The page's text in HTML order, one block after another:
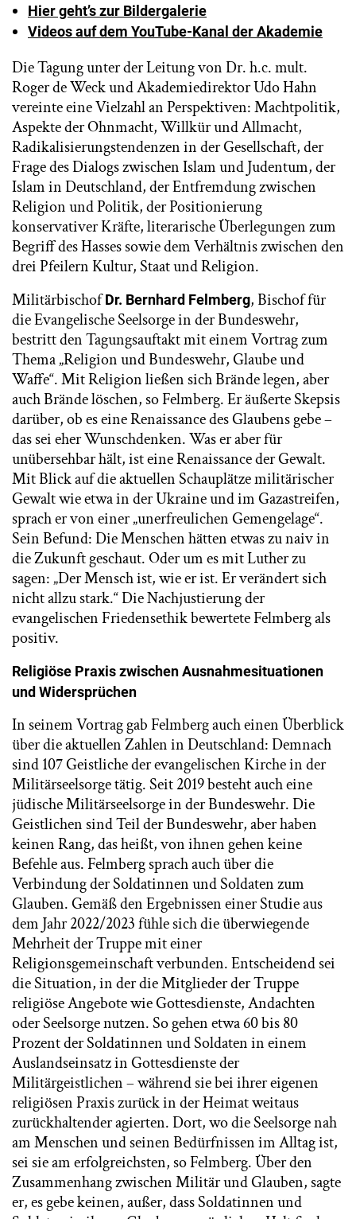
Hier geht’s zur Bildergalerie
Videos auf dem YouTube-Kanal der Akademie
Die Tagung unter der Leitung von Dr. h.c. mult.
Roger de Weck und Akademiedirektor Udo Hahn
vereinte eine Vielzahl an Perspektiven: Machtpolitik,
Aspekte der Ohnmacht, Willkür und Allmacht,
Radikalisierungstendenzen in der Gesellschaft, der
Frage des Dialogs zwischen Islam und Judentum, der
Islam in Deutschland, der Entfremdung zwischen
Religion und Politik, der Positionierung
konservativer Kräfte, literarische Überlegungen zum
Begriff des Hasses sowie dem Verhältnis zwischen den
drei Pfeilern Kultur, Staat und Religion.
MilitärbischofDr. Bernhard Felmberg, Bischof für
die Evangelische Seelsorge in der Bundeswehr,
bestritt den Tagungsauftakt mit einem Vortrag zum
Thema „Religion und Bundeswehr, Glaube und
Waffe“. Mit Religion ließen sich Brände legen, aber
auch Brände löschen, so Felmberg. Er äußerte Skepsis
darüber, ob es eine Renaissance des Glaubens gebe –
das sei eher Wunschdenken. Was er aber für
unübersehbar hält, ist eine Renaissance der Gewalt.
Mit Blick auf die aktuellen Schauplätze militärischer
Gewalt wie etwa in der Ukraine und im Gazastreifen,
sprach er von einer „unerfreulichen Gemengelage“.
Sein Befund: Die Menschen hätten etwas zu naiv in
die Zukunft geschaut. Oder um es mit Luther zu
sagen: „Der Mensch ist, wie er ist. Er verändert sich
nicht allzu stark.“ Die Nachjustierung der
evangelischen Friedensethik bewertete Felmberg als
positiv.
Religiöse Praxis zwischen Ausnahmesituationen
und Widersprüchen
In seinem Vortrag gab Felmberg auch einen Überblick
über die aktuellen Zahlen in Deutschland: Demnach
sind 107 Geistliche der evangelischen Kirche in der
Militärseelsorge tätig. Seit 2019 besteht auch eine
jüdische Militärseelsorge in der Bundeswehr. Die
Geistlichen sind Teil der Bundeswehr, aber haben
keinen Rang, das heißt, von ihnen gehen keine
Befehle aus. Felmberg sprach auch über die
Verbindung der Soldatinnen und Soldaten zum
Glauben. Gemäß den Ergebnissen einer Studie aus
dem Jahr 2022/2023 fühle sich die überwiegende
Mehrheit der Truppe mit einer
Religionsgemeinschaft verbunden. Entscheidend sei
die Situation, in der die Mitglieder der Truppe
religiöse Angebote wie Gottesdienste, Andachten
oder Seelsorge nutzen. So gehen etwa 60 bis 80
Prozent der Soldatinnen und Soldaten in einem
Auslandseinsatz in Gottesdienste der
Militärgeistlichen – während sie bei ihrer eigenen
religiösen Praxis zurück in der Heimat weitaus
zurückhaltender agierten. Dort, wo die Seelsorge nah
am Menschen und seinen Bedürfnissen im Alltag ist,
sei sie am erfolgreichsten, so Felmberg. Über den
Zusammenhang zwischen Militär und Glauben, sagte
er, es gebe keinen, außer, dass Soldatinnen und